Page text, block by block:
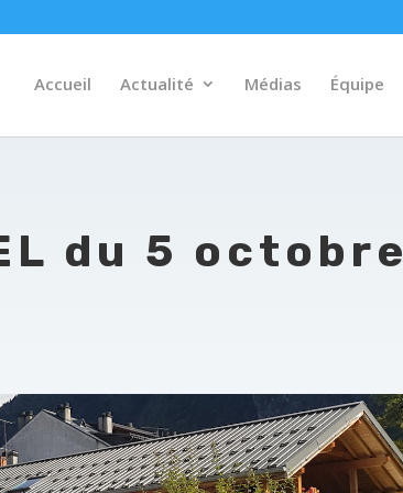
Accueil Actualité Médias Équipe
du 5 octobre